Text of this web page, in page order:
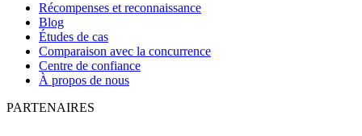
Récompenses et reconnaissance
Blog
Études de cas
Comparaison avec la concurrence
Centre de confiance
À propos de nous
PARTENAIRES